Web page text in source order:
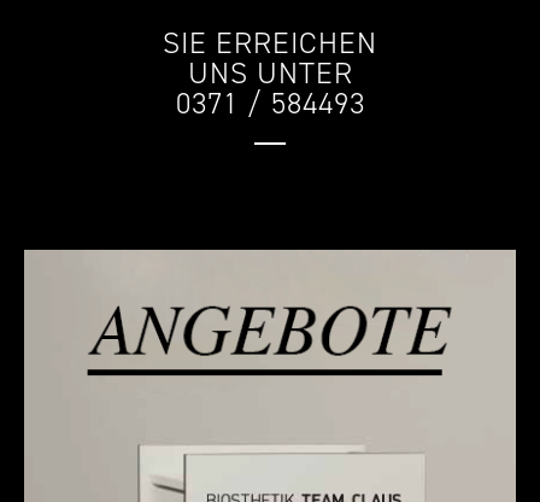
SIE ERREICHEN
UNS UNTER
0371 / 584493
—